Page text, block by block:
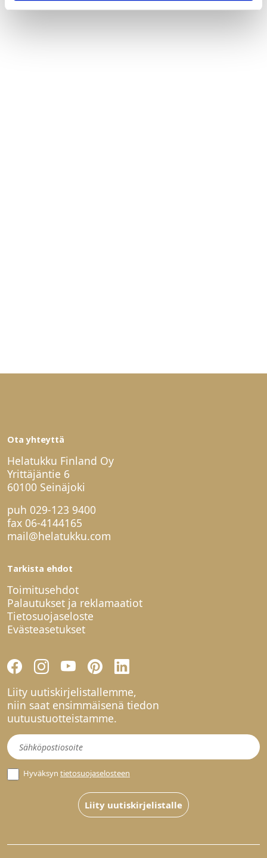
Ota yhteyttä
Helatukku Finland Oy
Yrittäjäntie 6
60100 Seinäjoki
puh 029-123 9400
fax 06-4144165
mail@helatukku.com
Tarkista ehdot
Toimitusehdot
Palautukset ja reklamaatiot
Tietosuojaseloste
Evästeasetukset
Liity uutiskirjelistallemme,
niin saat ensimmäisenä tiedon
uutuustuotteistamme.
Uutiskirje
Hyväksyn tietosuojaselosteen
Liity uutiskirjelistalle